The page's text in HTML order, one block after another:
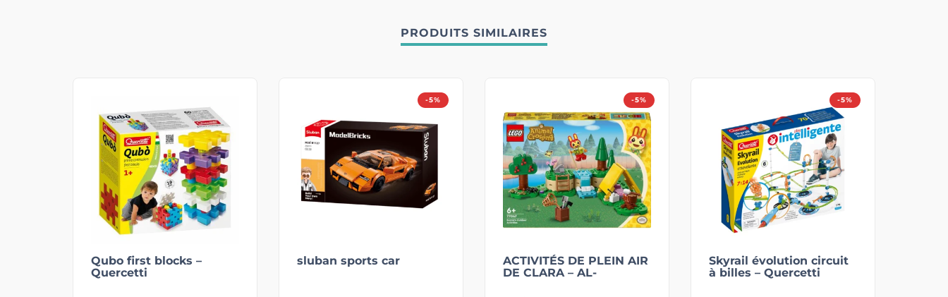
PRODUITS SIMILAIRES
Qubo first blocks –
Quercetti
-5%
sluban sports car
-5%
ACTIVITÉS DE PLEIN AIR
DE CLARA – AL-
-5%
Skyrail évolution circuit
à billes – Quercetti